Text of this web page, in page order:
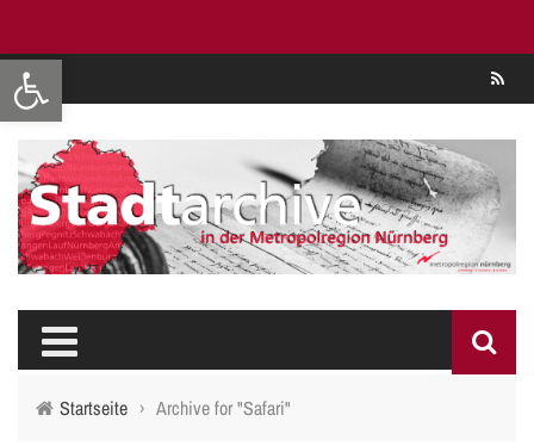
Werkzeugleiste öffnen
Startseite › Archive for "Safari"